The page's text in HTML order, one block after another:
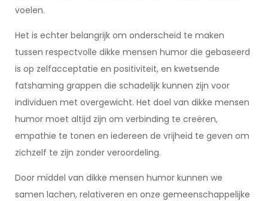
voelen.
Het is echter belangrijk om onderscheid te maken
tussen respectvolle dikke mensen humor die gebaseerd
is op zelfacceptatie en positiviteit, en kwetsende
fatshaming grappen die schadelijk kunnen zijn voor
individuen met overgewicht. Het doel van dikke mensen
humor moet altijd zijn om verbinding te creëren,
empathie te tonen en iedereen de vrijheid te geven om
zichzelf te zijn zonder veroordeling.
Door middel van dikke mensen humor kunnen we
samen lachen, relativeren en onze gemeenschappelijke